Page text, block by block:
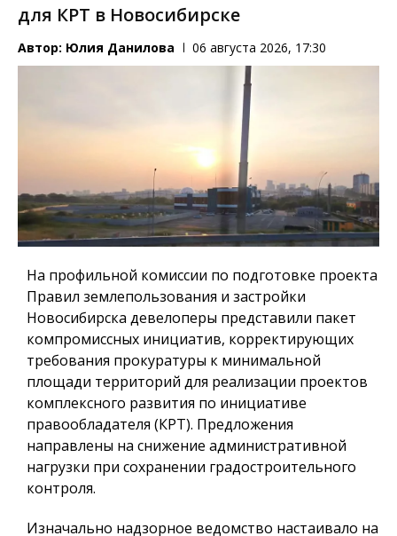
для КРТ в Новосибирске
Автор: Юлия Данилова 06 августа 2026, 17:30
На профильной комиссии по подготовке проекта
Правил землепользования и застройки
Новосибирска девелоперы представили пакет
компромиссных инициатив, корректирующих
требования прокуратуры к минимальной
площади территорий для реализации проектов
комплексного развития по инициативе
правообладателя (КРТ). Предложения
направлены на снижение административной
нагрузки при сохранении градостроительного
контроля.
Изначально надзорное ведомство настаивало на